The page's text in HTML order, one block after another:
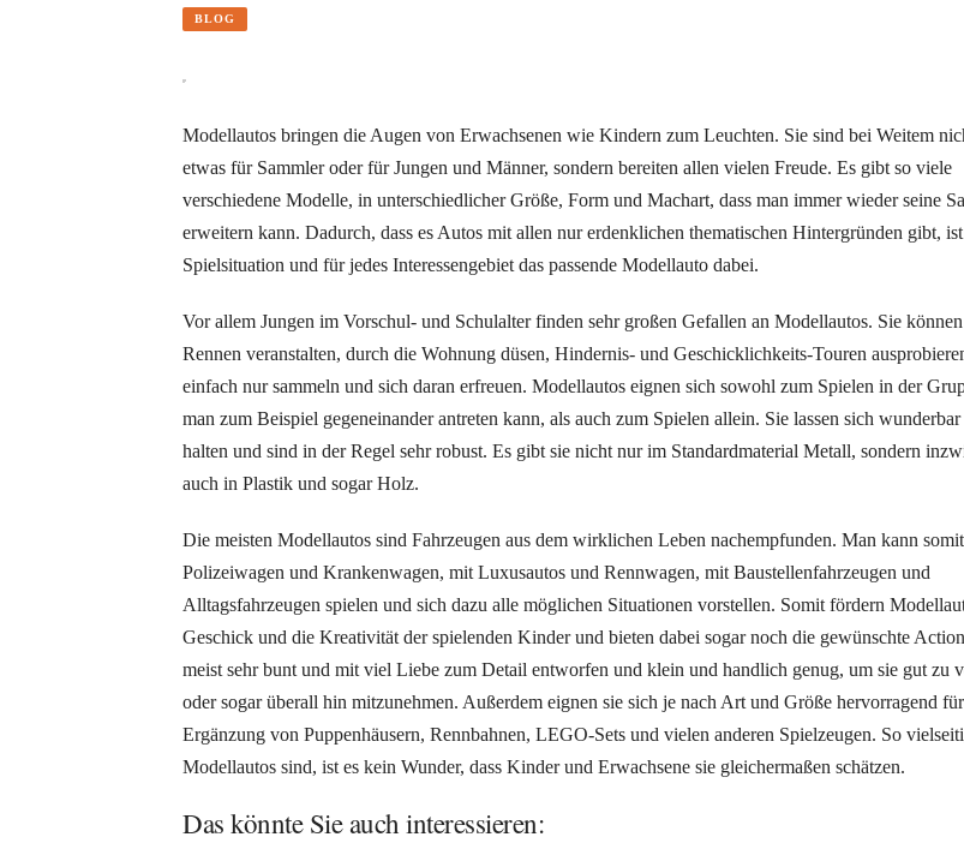
BLOG
Modellautos bringen die Augen von Erwachsenen wie Kindern zum Leuchten. Sie sind bei Weitem
etwas für Sammler oder für Jungen und Männer, sondern bereiten allen vielen Freude. Es gibt so viele
verschiedene Modelle, in unterschiedlicher Größe, Form und Machart, dass man immer wieder seine
erweitern kann. Dadurch, dass es Autos mit allen nur erdenklichen thematischen Hintergründen gibt,
Spielsituation und für jedes Interessengebiet das passende Modellauto dabei.
Vor allem Jungen im Vorschul- und Schulalter finden sehr großen Gefallen an Modellautos. Sie
Rennen veranstalten, durch die Wohnung düsen, Hindernis- und Geschicklichkeits-Touren
einfach nur sammeln und sich daran erfreuen. Modellautos eignen sich sowohl zum Spielen in der
man zum Beispiel gegeneinander antreten kann, als auch zum Spielen allein. Sie lassen sich wunderbar
halten und sind in der Regel sehr robust. Es gibt sie nicht nur im Standardmaterial Metall, sondern
auch in Plastik und sogar Holz.
Die meisten Modellautos sind Fahrzeugen aus dem wirklichen Leben nachempfunden. Man kann
Polizeiwagen und Krankenwagen, mit Luxusautos und Rennwagen, mit Baustellenfahrzeugen und
Alltagsfahrzeugen spielen und sich dazu alle möglichen Situationen vorstellen. Somit fördern
Geschick und die Kreativität der spielenden Kinder und bieten dabei sogar noch die gewünschte
meist sehr bunt und mit viel Liebe zum Detail entworfen und klein und handlich genug, um sie gut zu
oder sogar überall hin mitzunehmen. Außerdem eignen sie sich je nach Art und Größe hervorragend
Ergänzung von Puppenhäusern, Rennbahnen, LEGO-Sets und vielen anderen Spielzeugen. So
Modellautos sind, ist es kein Wunder, dass Kinder und Erwachsene sie gleichermaßen schätzen.
Das könnte Sie auch interessieren: